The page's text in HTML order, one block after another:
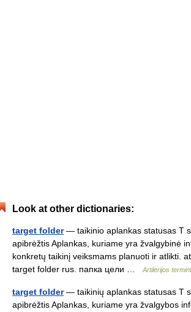
Look at other dictionaries:
target folder— taikinio aplankas statusas T
apibrėžtis Aplankas, kuriame yra žvalgybinė
konkretų taikinį veiksmams planuoti ir atlikti.
target folder rus. папка цели …
Artilerijos
target folder— taikinių aplankas statusas T
apibrėžtis Aplankas, kuriame yra žvalgybos